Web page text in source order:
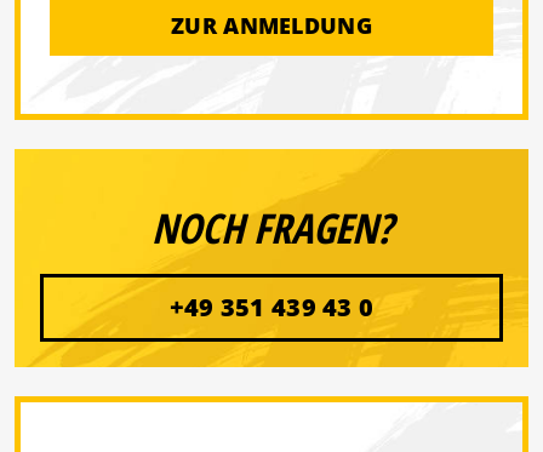
ZUR ANMELDUNG
NOCH FRAGEN?
+49 351 439 43 0